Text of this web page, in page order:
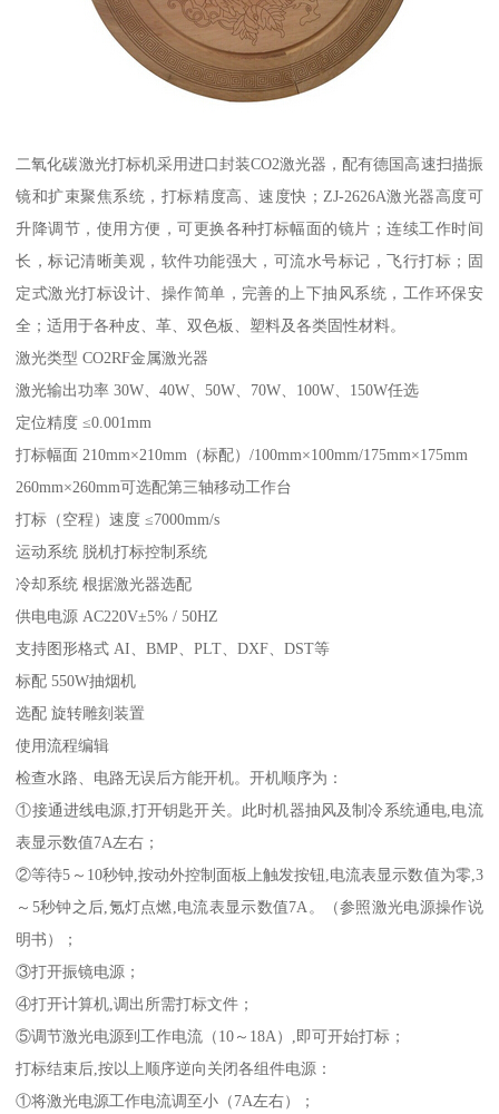
二氧化碳激光打标机采用进口封装CO2激光器，配有德国高速扫描振
镜和扩束聚焦系统，打标精度高、速度快；ZJ-2626A激光器高度可
升降调节，使用方便，可更换各种打标幅面的镜片；连续工作时间
长，标记清晰美观，软件功能强大，可流水号标记，飞行打标；固
定式激光打标设计、操作简单，完善的上下抽风系统，工作环保安
全；适用于各种皮、革、双色板、塑料及各类固性材料。
激光类型 CO2RF金属激光器
激光输出功率 30W、40W、50W、70W、100W、150W任选
定位精度 ≤0.001mm
打标幅面 210mm×210mm（标配）/100mm×100mm/175mm×175mm
260mm×260mm可选配第三轴移动工作台
打标（空程）速度 ≤7000mm/s
运动系统 脱机打标控制系统
冷却系统 根据激光器选配
供电电源 AC220V±5% / 50HZ
支持图形格式 AI、BMP、PLT、DXF、DST等
标配 550W抽烟机
选配 旋转雕刻装置
使用流程编辑
检查水路、电路无误后方能开机。开机顺序为：
①接通进线电源,打开钥匙开关。此时机器抽风及制冷系统通电,电流
表显示数值7A左右；
②等待5～10秒钟,按动外控制面板上触发按钮,电流表显示数值为零,3
～5秒钟之后,氪灯点燃,电流表显示数值7A。（参照激光电源操作说
明书）；
③打开振镜电源；
④打开计算机,调出所需打标文件；
⑤调节激光电源到工作电流（10～18A）,即可开始打标；
打标结束后,按以上顺序逆向关闭各组件电源：
①将激光电源工作电流调至小（7A左右）；